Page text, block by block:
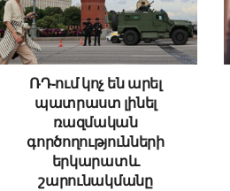
ՌԴ-ում կոչ են արել
պատրաստ լինել
ռազմական
գործողությունների
երկարատև
շարունակմանը